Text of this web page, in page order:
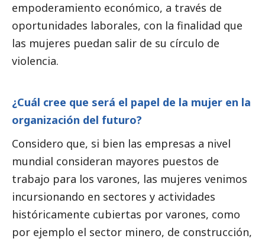
empoderamiento económico, a través de
oportunidades laborales, con la finalidad que
las mujeres puedan salir de su círculo de
violencia.
¿Cuál cree que será el papel de la mujer en la
organización del futuro?
Considero que, si bien las empresas a nivel
mundial consideran mayores puestos de
trabajo para los varones, las mujeres venimos
incursionando en sectores y actividades
históricamente cubiertas por varones, como
por ejemplo el sector minero, de construcción,